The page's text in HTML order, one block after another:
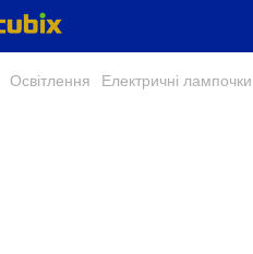
Освітлення Eлектричні лампочки